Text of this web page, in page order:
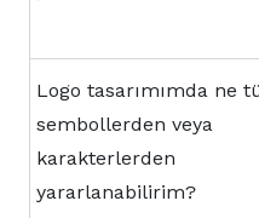
Logo tasarımımda ne
sembollerden veya
karakterlerden
yararlanabilirim?